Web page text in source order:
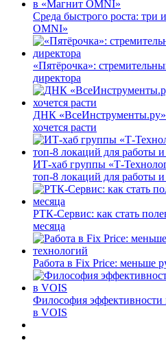
Среда быстрого роста: три
OMNI»
«Пятёрочка»:
директора
ДНК
хочется расти
ИТ-хаб группы «Т-
топ-8 локаций для работы
РТК-Сервис: как стать
месяца
Работа в Fix Price: меньше
Философия эффективности
в VOIS